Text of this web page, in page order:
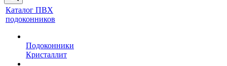
Каталог ПВХ
подоконников
Подоконники
Кристаллит